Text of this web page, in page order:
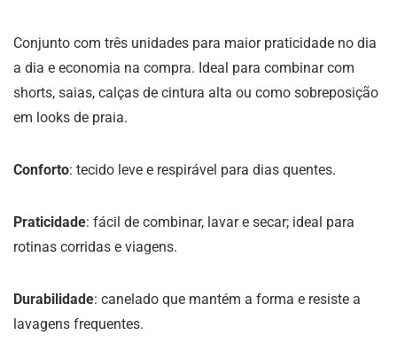
Conjunto com três unidades para maior praticidade no dia
a dia e economia na compra. Ideal para combinar com
shorts, saias, calças de cintura alta ou como sobreposição
em looks de praia.
Conforto: tecido leve e respirável para dias quentes.
Praticidade: fácil de combinar, lavar e secar; ideal para
rotinas corridas e viagens.
Durabilidade: canelado que mantém a forma e resiste a
lavagens frequentes.